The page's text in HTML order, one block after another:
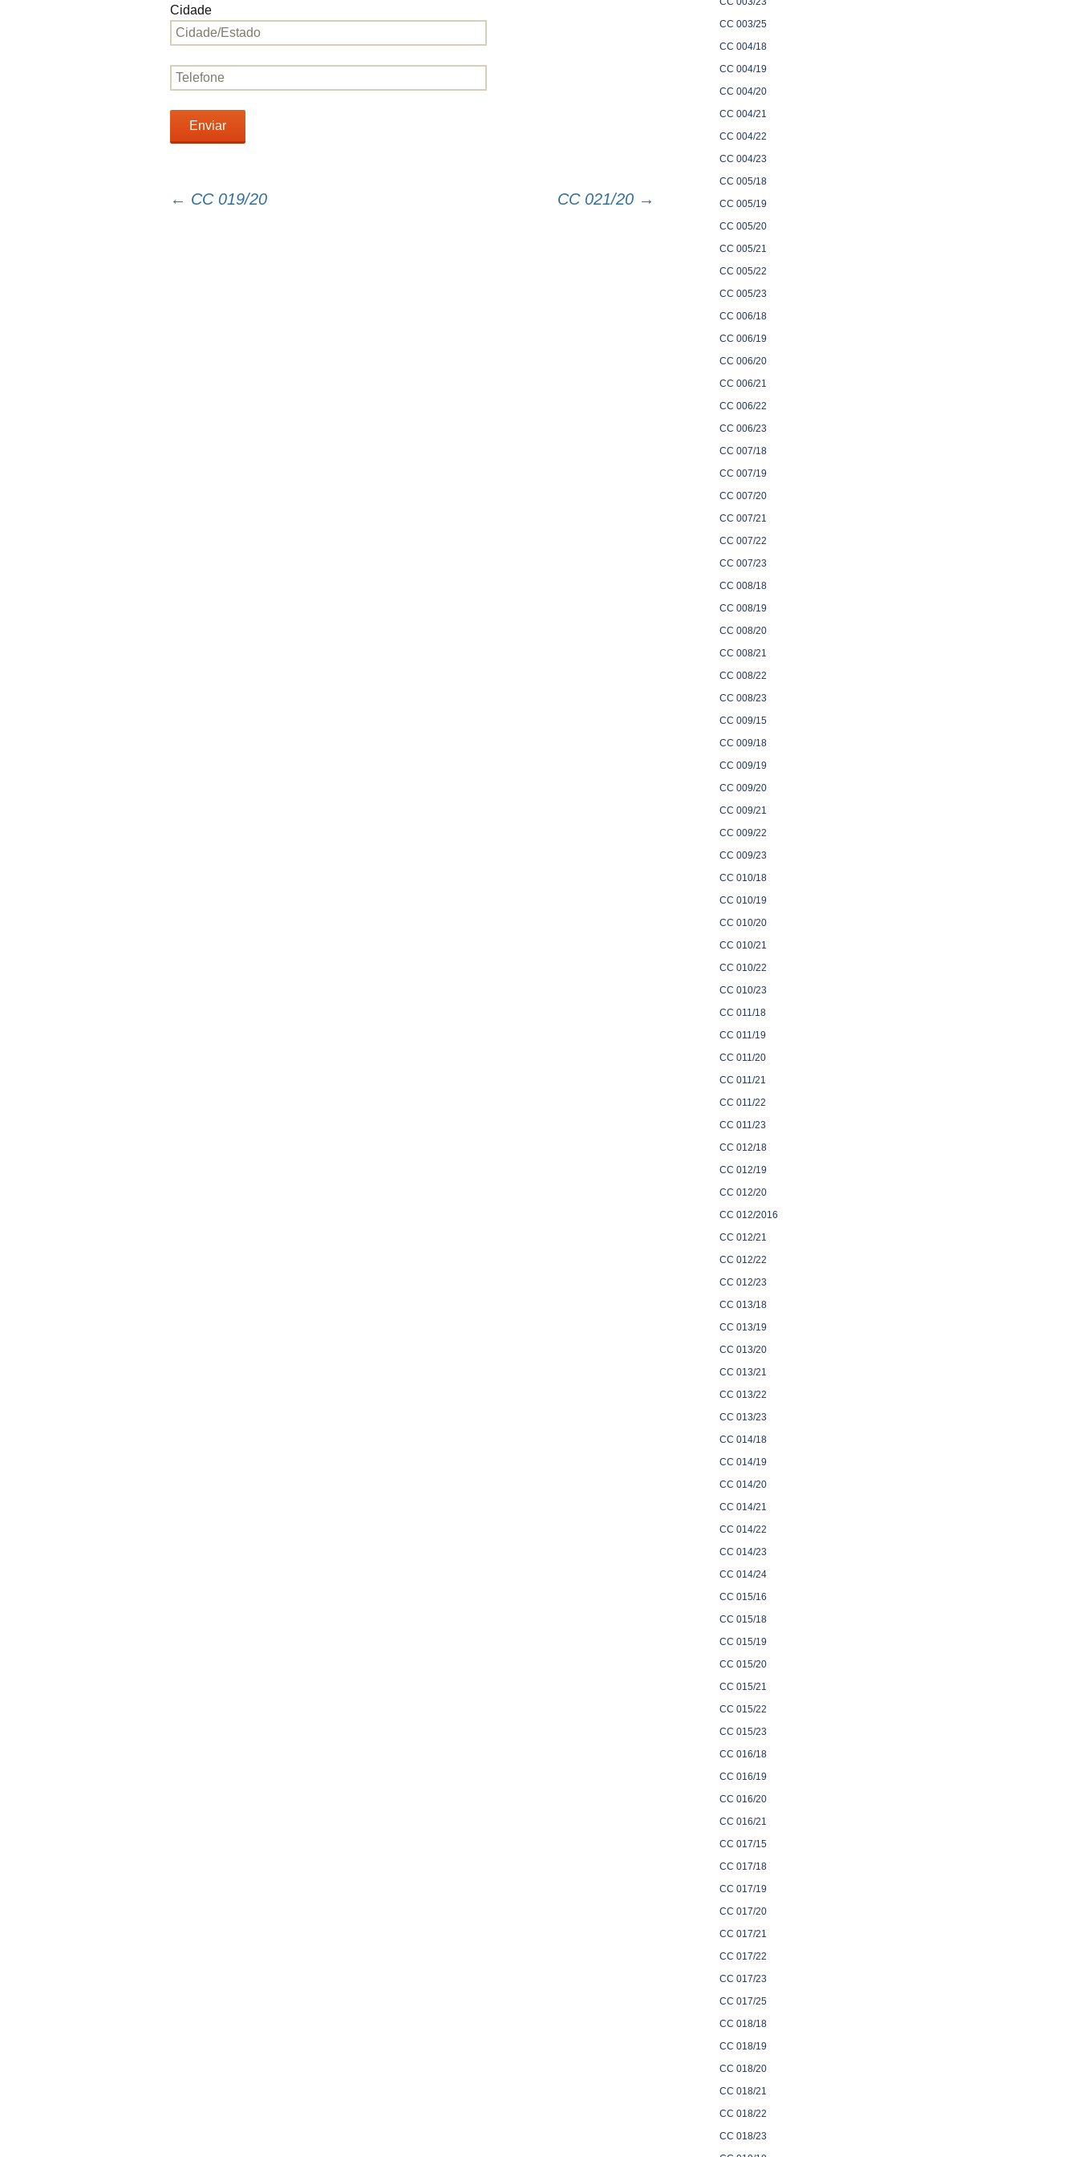
Cidade
← CC 019/20 CC 021/20 →
CC 003/25
CC 004/18
CC 004/19
CC 004/20
CC 004/21
CC 004/22
CC 004/23
CC 005/18
CC 005/19
CC 005/20
CC 005/21
CC 005/22
CC 005/23
CC 006/18
CC 006/19
CC 006/20
CC 006/21
CC 006/22
CC 006/23
CC 007/18
CC 007/19
CC 007/20
CC 007/21
CC 007/22
CC 007/23
CC 008/18
CC 008/19
CC 008/20
CC 008/21
CC 008/22
CC 008/23
CC 009/15
CC 009/18
CC 009/19
CC 009/20
CC 009/21
CC 009/22
CC 009/23
CC 010/18
CC 010/19
CC 010/20
CC 010/21
CC 010/22
CC 010/23
CC 011/18
CC 011/19
CC 011/20
CC 011/21
CC 011/22
CC 011/23
CC 012/18
CC 012/19
CC 012/20
CC 012/2016
CC 012/21
CC 012/22
CC 012/23
CC 013/18
CC 013/19
CC 013/20
CC 013/21
CC 013/22
CC 013/23
CC 014/18
CC 014/19
CC 014/20
CC 014/21
CC 014/22
CC 014/23
CC 014/24
CC 015/16
CC 015/18
CC 015/19
CC 015/20
CC 015/21
CC 015/22
CC 015/23
CC 016/18
CC 016/19
CC 016/20
CC 016/21
CC 017/15
CC 017/18
CC 017/19
CC 017/20
CC 017/21
CC 017/22
CC 017/23
CC 017/25
CC 018/18
CC 018/19
CC 018/20
CC 018/21
CC 018/22
CC 018/23